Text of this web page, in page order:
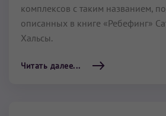
комплексов с таким названием,
описанных в книге «Ребефинг»
Хальсы.
Читать далее...